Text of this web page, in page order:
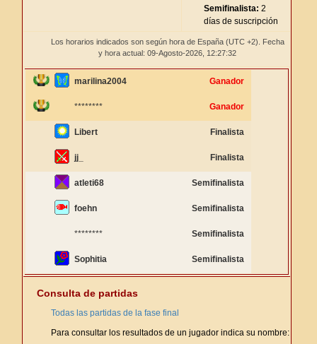
Semifinalista: 2
días de suscripción
Los horarios indicados son según hora de España (UTC +2). Fecha
y hora actual: 09-Agosto-2026, 12:27:32
marilina2004 Ganador
******** Ganador
Libert Finalista
jj_ Finalista
atleti68 Semifinalista
foehn Semifinalista
******** Semifinalista
Sophitia Semifinalista
Consulta de partidas
Todas las partidas de la fase final
Para consultar los resultados de un jugador indica su nombre: